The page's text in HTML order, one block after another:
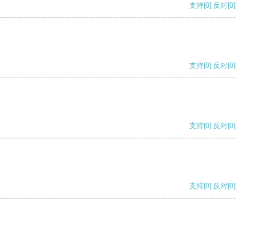
支持[0] 反对[0]
支持[0] 反对[0]
支持[0] 反对[0]
支持[0] 反对[0]